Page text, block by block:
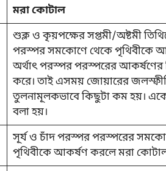
মরা কোটাল
শুক্ল ও কৃয়পক্ষের সপ্তমী/অষ্টমী
পরস্পর সমকোণে থেকে পৃথিবীকে
অর্থাৎ পরস্পর পরস্পরের আকর্ষণের
করে। তাই এসময় জোয়ারের
তুলনামূলকভাবে কিছুটা কম হয়।
বলা হয়।
সূর্য ও চাঁদ পরস্পর পরস্পরের
পৃথিবীকে আকর্ষণ করলে মরা